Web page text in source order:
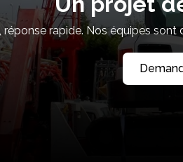
réponse rapide. Nos équipes